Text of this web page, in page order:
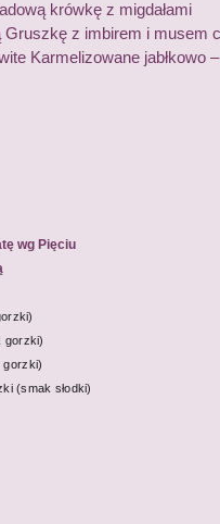
krówkę z migdałami
Gruszkę z imbirem i musem
Karmelizowane jabłkowo
wg Pięciu
gorzki)
gorzki)
(smak słodki)